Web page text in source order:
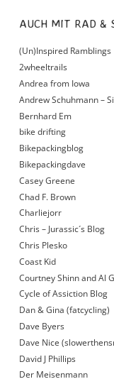
AUCH MIT RAD &
(Un)Inspired Ramblings
2wheeltrails
Andrea from Iowa
Andrew Schuhmann –
Bernhard Em
bike drifting
Bikepackingblog
Bikepackingdave
Casey Greene
Chad F. Brown
Charliejorr
Chris – Jurassic´s Blog
Chris Plesko
Coast Kid
Courtney Shinn and Al
Cycle of Assiction Blog
Dan & Gina (fatcycling)
Dave Byers
Dave Nice
David J Phillips
Der Meisenmann